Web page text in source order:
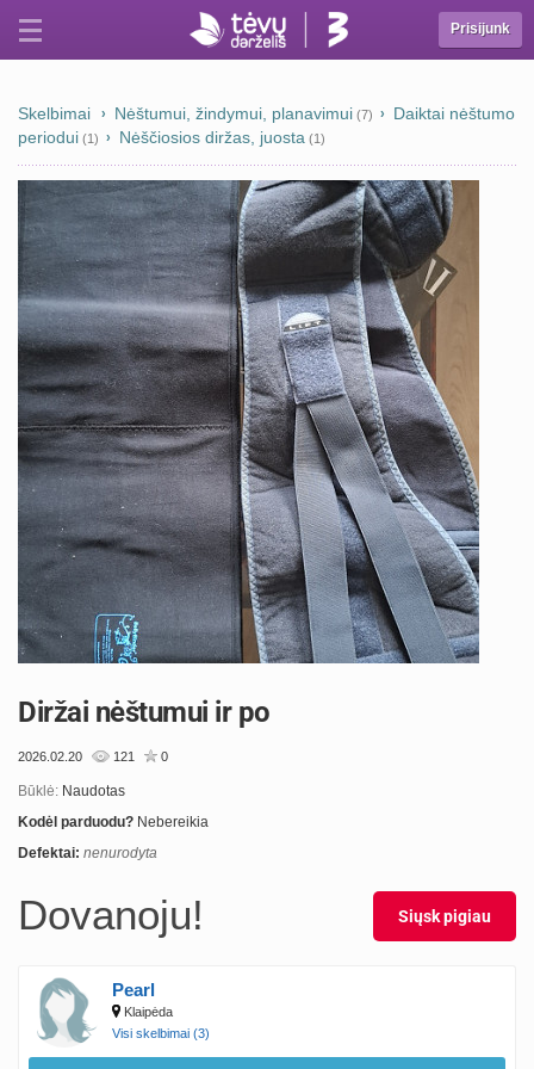
Prisijunk
Skelbimai Nėštumui, žindymui, planavimui (7)
Daiktai nėštumo
periodui (1) Nėščiosios diržas, juosta (1)
Diržai nėštumui ir po
2026.02.20 121 0
Būklė: Naudotas
Kodėl parduodu? Nebereikia
Defektai: nenurodyta
Dovanoju! Siųsk pigiau
Pearl
Klaipėda
Visi skelbimai (3)